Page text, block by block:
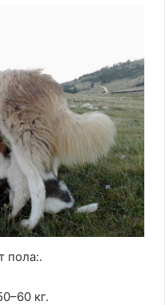
пола:.
кг.